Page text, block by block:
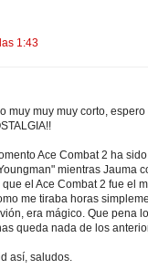
1:43
muy muy muy corto,
Ace Combat 2 ha
mientras Jauma
el Ace Combat 2 fue el
me tiraba horas
era mágico. Que pena
queda nada de los
así, saludos.